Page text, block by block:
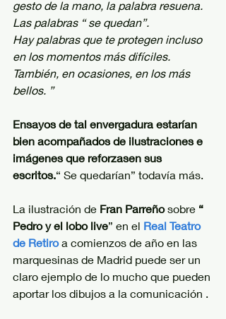
gesto de la mano, la palabra resuena.
Las palabras “ se quedan”.
Hay palabras que te protegen incluso
en los momentos más difíciles.
También, en ocasiones, en los más
bellos. ”
Ensayos de tal envergadura estarían
bien acompañados de ilustraciones e
imágenes que reforzasen sus
escritos.“ Se quedarían” todavía más.
La ilustración de Fran Parreño sobre “
Pedro y el lobo live” en el Real Teatro
de Retiro a comienzos de año en las
marquesinas de Madrid puede ser un
claro ejemplo de lo mucho que pueden
aportar los dibujos a la comunicación .